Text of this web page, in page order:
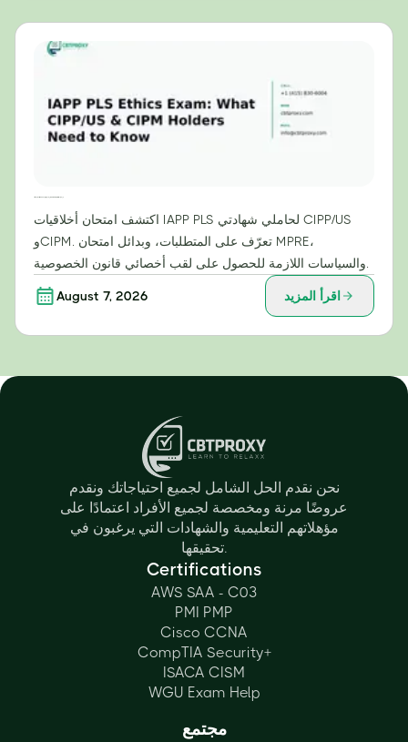
اكتشف امتحان أخلاقيات IAPP PLS لحاملي شهادتي CIPP/US
وCIPM. تعرّف على المتطلبات، وبدائل امتحان MPRE،
August 7, 2026 اقرأ المزيد
نحن نقدم الحل الشامل لجميع احتياجاتك ونقدم
عروضًا مرنة ومخصصة لجميع الأفراد اعتمادًا على
مؤهلاتهم التعليمية والشهادات التي يرغبون في
تحقيقها.
Certifications
AWS SAA - C03
PMI PMP
Cisco CCNA
CompTIA Security+
ISACA CISM
WGU Exam Help
مجتمع